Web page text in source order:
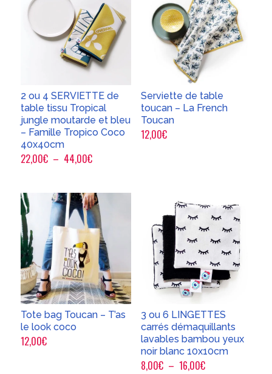
2 ou 4 SERVIETTE de
table tissu Tropical
jungle moutarde et bleu
– Famille Tropico Coco
40x40cm
22,00€ – 44,00€Plage
prix :
22,00€
à
44,00€
Serviette de table
toucan – La French
Toucan
12,00€
Tote bag Toucan – T’as
le look coco
12,00€
3 ou 6 LINGETTES
carrés démaquillants
lavables bambou yeux
noir blanc 10x10cm
8,00€ – 16,00€Plage